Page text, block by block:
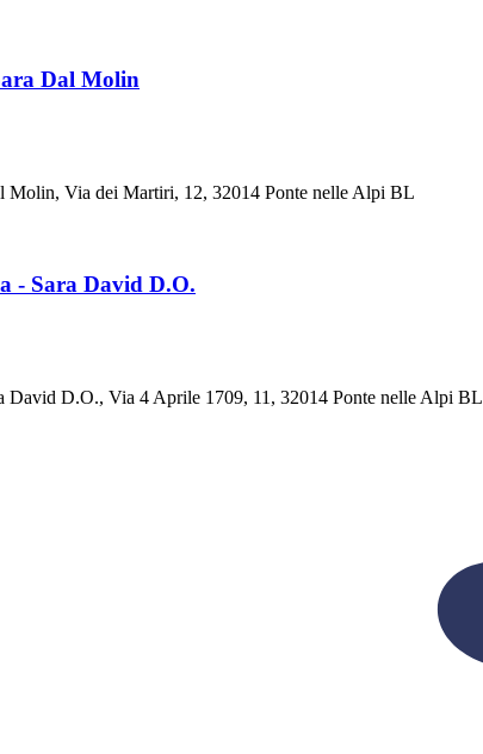
Dal Molin
Molin, Via dei Martiri, 12, 32014 Ponte nelle Alpi BL
- Sara David D.O.
David D.O., Via 4 Aprile 1709, 11, 32014 Ponte nelle Alpi BL